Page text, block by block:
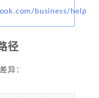
business/help
径
异：